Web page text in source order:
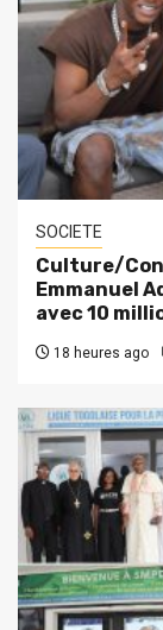
SOCIETE
Culture/
Emmanuel
avec 10
18 heures ago